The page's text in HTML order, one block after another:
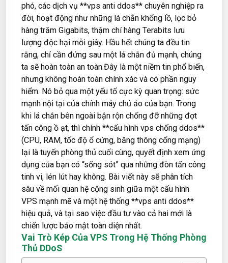
phó, các dịch vụ **vps anti ddos** chuyên nghiệp ra
đời, hoạt động như những lá chắn khổng lồ, lọc bỏ
hàng trăm Gigabits, thậm chí hàng Terabits lưu
lượng độc hại mỗi giây. Hầu hết chúng ta đều tin
rằng, chỉ cần đứng sau một lá chắn đủ mạnh, chúng
ta sẽ hoàn toàn an toàn.Đây là một niềm tin phổ biến,
nhưng không hoàn toàn chính xác và có phần nguy
hiểm. Nó bỏ qua một yếu tố cực kỳ quan trọng: sức
mạnh nội tại của chính máy chủ ảo của bạn. Trong
khi lá chắn bên ngoài bận rộn chống đỡ những đợt
tấn công ồ ạt, thì chính **cấu hình vps chống ddos**
(CPU, RAM, tốc độ ổ cứng, băng thông cổng mạng)
lại là tuyến phòng thủ cuối cùng, quyết định xem ứng
dụng của bạn có “sống sót” qua những đòn tấn công
tinh vi, lén lút hay không. Bài viết này sẽ phân tích
sâu về mối quan hệ cộng sinh giữa một cấu hình
VPS mạnh mẽ và một hệ thống **vps anti ddos**
hiệu quả, và tại sao việc đầu tư vào cả hai mới là
chiến lược bảo mật toàn diện nhất.
Vai Trò Kép Của VPS Trong Hệ Thống Phòng
Thủ DDoS